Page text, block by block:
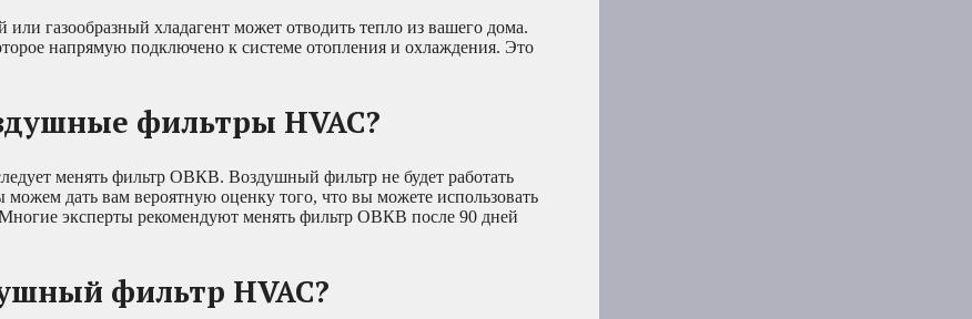
газообразный хладагент может отводить тепло из вашего дома.
напрямую подключено к системе отопления и охлаждения. Это
фильтры HVAC?
менять фильтр ОВКВ. Воздушный фильтр не будет работать
дать вам вероятную оценку того, что вы можете использовать
эксперты рекомендуют менять фильтр ОВКВ после 90 дней
фильтр HVAC?